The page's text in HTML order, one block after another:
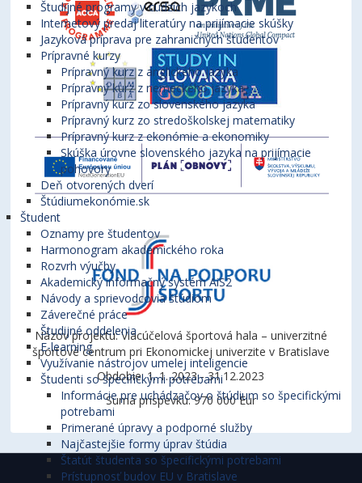
Študijné programy v cudzích jazykoch
Internetový predaj literatúry na prijímacie skúšky
Jazyková príprava pre zahraničných študentov
Prípravné kurzy
Prípravný kurz z anglického jazyka
Prípravný kurz z nemeckého jazyka
Prípravný kurz zo slovenského jazyka
Prípravný kurz zo stredoškolskej matematiky
Prípravný kurz z ekonómie a ekonomiky
Skúška úrovne slovenského jazyka na prijímacie
pohovory
Deň otvorených dverí
Štúdiumekonómie.sk
Študent
Oznamy pre študentov
Harmonogram akademického roka
Rozvrh výučby
Akademický informačný systém AiS2
Návody a sprievodcovia štúdiom
Záverečné práce
Študijné oddelenia
E-learning
Využívanie nástrojov umelej inteligencie
Študenti so špecifickými potrebami
Informácie pre uchádzačov o štúdium so špecifickými
potrebami
Primerané úpravy a podporné služby
Najčastejšie formy úprav štúdia
Štatút študenta so špecifickými potrebami
Prístupnosť budov EU v Bratislave
Názov projektu: Viacúčelová športová hala – univerzitné
športové centrum pri Ekonomickej univerzite v Bratislave
Obdobie: 1. 1. 2023 - 31.12.2023
Suma príspevku: 970 000 Eur